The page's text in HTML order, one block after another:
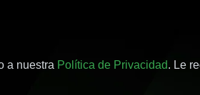
a nuestra Política de Privacidad. Le